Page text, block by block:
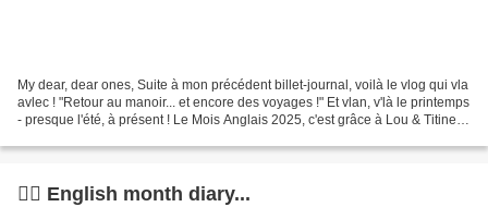
My dear, dear ones, Suite à mon précédent billet-journal, voilà le vlog qui vla
avlec ! "Retour au manoir... et encore des voyages !" Et vlan, v'là le printemps
- presque l'été, à présent ! Le Mois Anglais 2025, c'est grâce à Lou & Titine :
💂‍♀️ English month diary...